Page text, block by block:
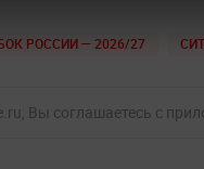
РОССИИ — 2026/27
Вы соглашаетесь с